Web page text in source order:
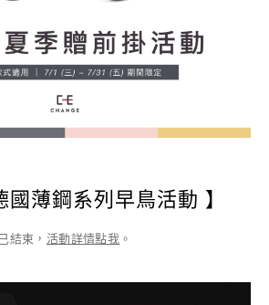
國薄鋼系列早鳥活動 】
結束， 活動詳情點我 。